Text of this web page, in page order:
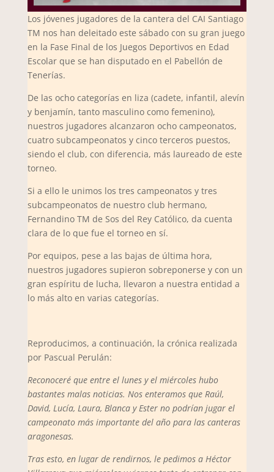
Los jóvenes jugadores de la cantera del CAI Santiago
TM nos han deleitado este sábado con su gran juego
en la Fase Final de los Juegos Deportivos en Edad
Escolar que se han disputado en el Pabellón de
Tenerías.
De las ocho categorías en liza (cadete, infantil, alevín
y benjamín, tanto masculino como femenino),
nuestros jugadores alcanzaron ocho campeonatos,
cuatro subcampeonatos y cinco terceros puestos,
siendo el club, con diferencia, más laureado de este
torneo.
Si a ello le unimos los tres campeonatos y tres
subcampeonatos de nuestro club hermano,
Fernandino TM de Sos del Rey Católico, da cuenta
clara de lo que fue el torneo en sí.
Por equipos, pese a las bajas de última hora,
nuestros jugadores supieron sobreponerse y con un
gran espíritu de lucha, llevaron a nuestra entidad a
lo más alto en varias categorías.
Reproducimos, a continuación, la crónica realizada
por Pascual Perulán:
Reconoceré que entre el lunes y el miércoles hubo
bastantes malas noticias. Nos enteramos que Raúl,
David, Lucía, Laura, Blanca y Ester no podrían jugar el
campeonato más importante del año para las canteras
aragonesas.
Tras esto, en lugar de rendirnos, le pedimos a Héctor